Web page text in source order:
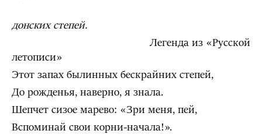
донских степей.
Легенда из «Русской
летописи»
Этот запах былинных бескрайних степей,
До рожденья, наверно, я знала.
Шепчет сизое марево: «Зри меня, пей,
Вспоминай свои корни-начала!».